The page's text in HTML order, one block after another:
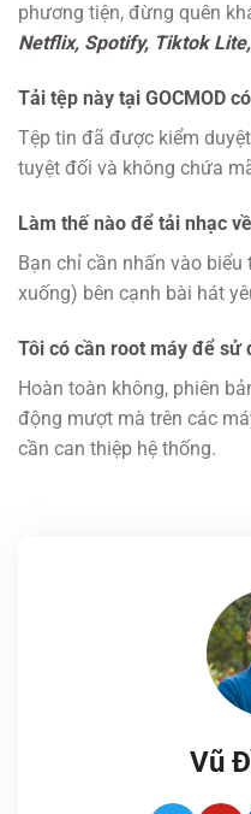
phương tiện, đừng quên
Netflix, Spotify, Tiktok
Tải tệp này tại GOCMOD
Tệp tin đã được kiểm
tuyệt đối và không chứa
Làm thế nào để tải nhạc
Bạn chỉ cần nhấn vào
xuống) bên cạnh bài hát
Tôi có cần root máy để sử
Hoàn toàn không, phiên
động mượt mà trên các
cần can thiệp hệ thống.
Vũ